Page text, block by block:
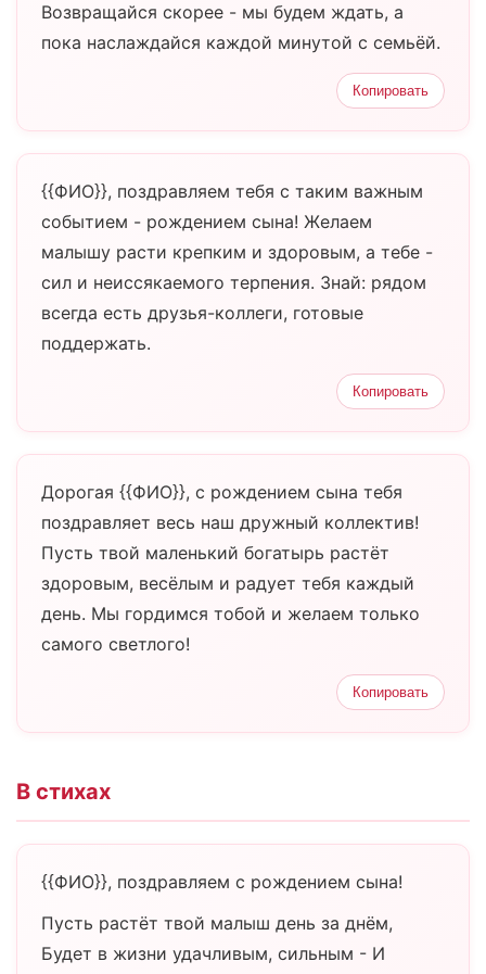
Возвращайся скорее - мы будем ждать, а
пока наслаждайся каждой минутой с семьёй.
Копировать
{{ФИО}}, поздравляем тебя с таким важным
событием - рождением сына! Желаем
малышу расти крепким и здоровым, а тебе -
сил и неиссякаемого терпения. Знай: рядом
всегда есть друзья-коллеги, готовые
поддержать.
Копировать
Дорогая {{ФИО}}, с рождением сына тебя
поздравляет весь наш дружный коллектив!
Пусть твой маленький богатырь растёт
здоровым, весёлым и радует тебя каждый
день. Мы гордимся тобой и желаем только
самого светлого!
Копировать
В стихах
{{ФИО}}, поздравляем с рождением сына!
Пусть растёт твой малыш день за днём,
Будет в жизни удачливым, сильным - И